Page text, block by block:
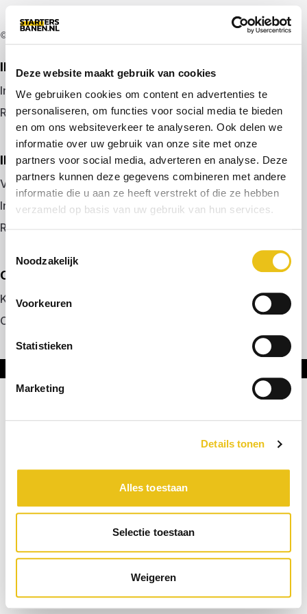
Deze website maakt gebruik van cookies
We gebruiken cookies om content en advertenties te
personaliseren, om functies voor social media te bieden
en om ons websiteverkeer te analyseren. Ook delen we
informatie over uw gebruik van onze site met onze
partners voor social media, adverteren en analyse. Deze
partners kunnen deze gegevens combineren met andere
informatie die u aan ze heeft verstrekt of die ze hebben
verzameld op basis van uw gebruik van hun services.
Noodzakelijk
Voorkeuren
Statistieken
Marketing
Details tonen
Alles toestaan
Selectie toestaan
Weigeren
© 2026 door startersbanen.nl
IK ZOEK EEN BAAN
Inloggen
Registreren
IK BEN WERKGEVER
Vacature plaatsen
Inloggen
Registreren
OVER ONS
Kennismaken met MELON
Contact